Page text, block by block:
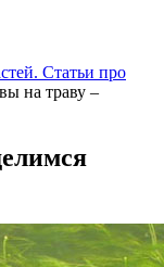
Статьи про
на траву –